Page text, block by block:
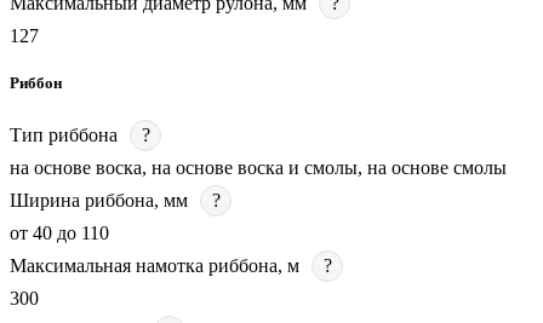
127
Риббон
Тип риббона
?
на основе воска, на основе воска и смолы, на основе смолы
Ширина риббона, мм
?
от 40 до 110
Максимальная намотка риббона, м
?
300